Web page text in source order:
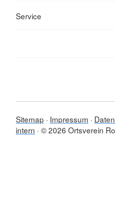
Service
Sitemap Impressum
intern © 2026 Ortsverein